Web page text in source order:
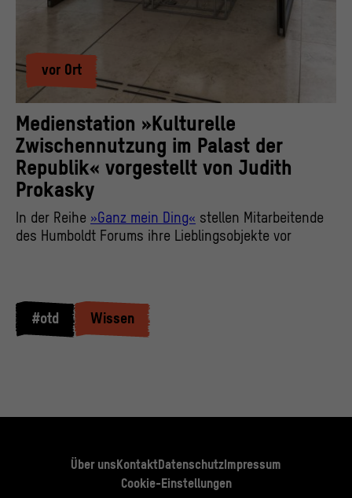
vor Ort
Medienstation »Kulturelle
Zwischennutzung im Palast der
Republik« vorgestellt von Judith
Prokasky
In der Reihe »Ganz mein Ding« stellen Mitarbeitende
des Humboldt Forums ihre Lieblingsobjekte vor
#otd Wissen
Über uns KontaktDatenschutz Impressum
Cookie-Einstellungen